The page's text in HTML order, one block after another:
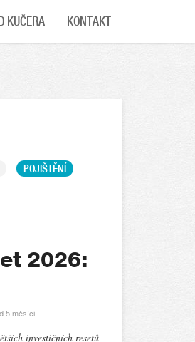
KUČERA KONTAKT
POJIŠTĚNÍ
2026:
5 měsíci
investičních resetů